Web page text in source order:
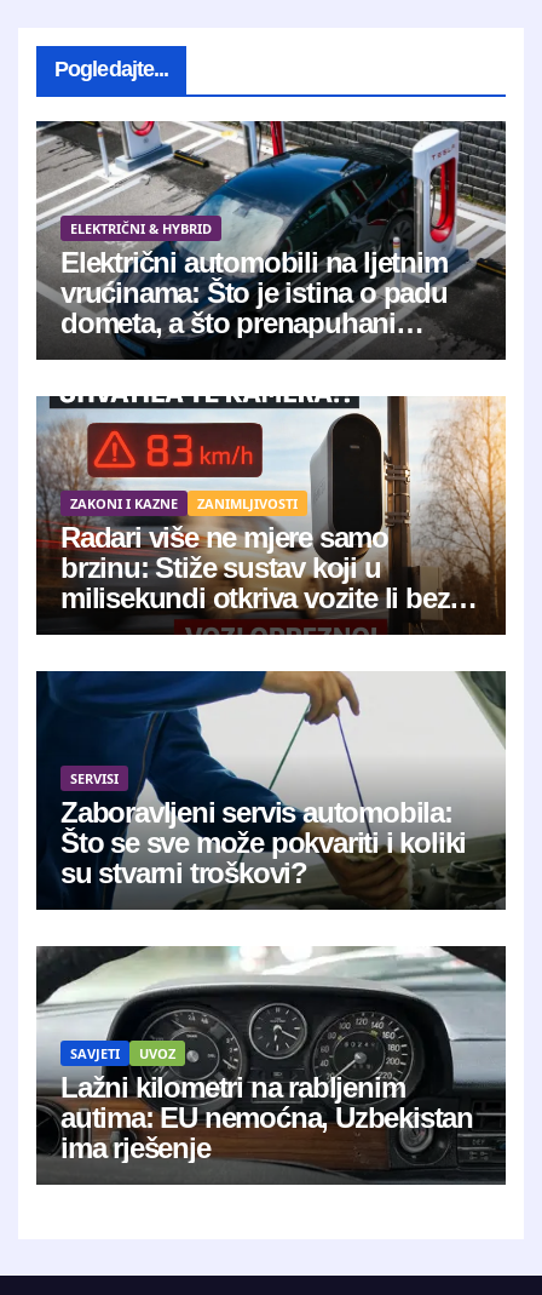
Pogledajte...
ELEKTRIČNI & HYBRID
Električni automobili na ljetnim
vrućinama: Što je istina o padu
dometa, a što prenapuhani
mitovi?
ZAKONI I KAZNE ZANIMLJIVOSTI
Radari više ne mjere samo
brzinu: Stiže sustav koji u
milisekundi otkriva vozite li bez
osiguranja
SERVISI
Zaboravljeni servis automobila:
Što se sve može pokvariti i koliki
su stvarni troškovi?
SAVJETI UVOZ
Lažni kilometri na rabljenim
autima: EU nemoćna, Uzbekistan
ima rješenje